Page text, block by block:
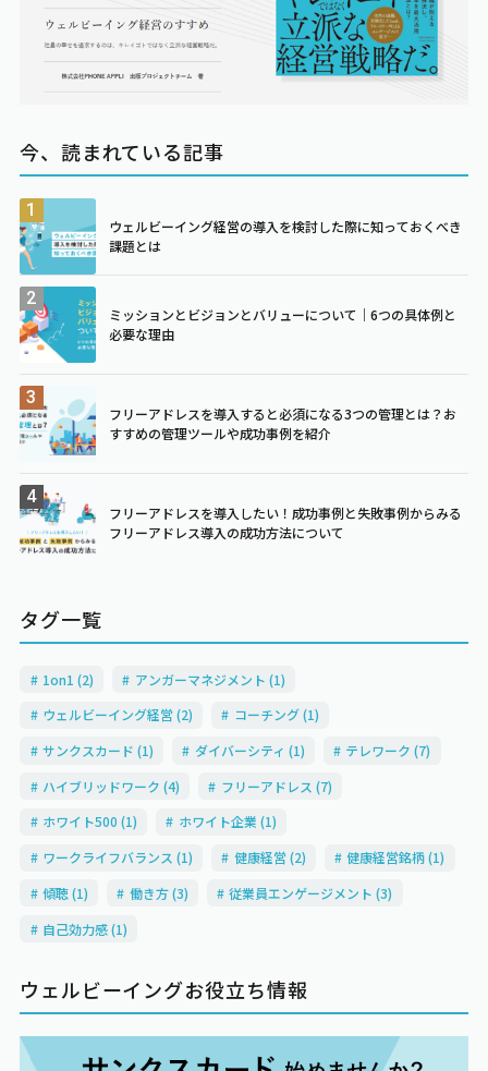
今、読まれている記事
ウェルビーイング経営の導入を検討した際に知っておくべき
課題とは
ミッションとビジョンとバリューについて｜6つの具体例と
必要な理由
フリーアドレスを導入すると必須になる3つの管理とは？お
すすめの管理ツールや成功事例を紹介
フリーアドレスを導入したい！成功事例と失敗事例からみる
フリーアドレス導入の成功方法について
タグ一覧
1on1 (2)
アンガーマネジメント (1)
ウェルビーイング経営 (2)
コーチング (1)
サンクスカード (1)
ダイバーシティ (1)
テレワーク (7)
ハイブリッドワーク (4)
フリーアドレス (7)
ホワイト500 (1)
ホワイト企業 (1)
ワークライフバランス (1)
健康経営 (2)
健康経営銘柄 (1)
傾聴 (1)
働き方 (3)
従業員エンゲージメント (3)
自己効力感 (1)
ウェルビーイングお役立ち情報